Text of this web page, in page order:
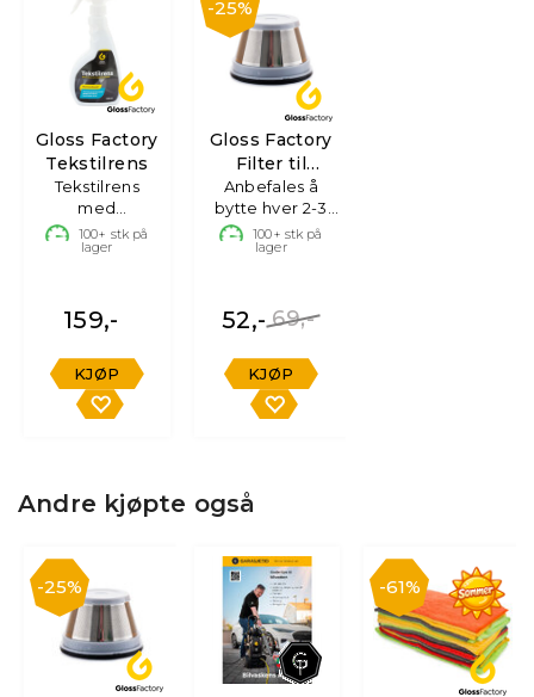
Gloss Factory
Tekstilrens
Tekstilrens
med
skumdyse,
500ml
100+ stk på
lager
159,-
KJØP
25%
Gloss Factory
Filter til
håndstøvsuger
Anbefales å
bytte hver 2-3
mnd
100+ stk på
lager
69,-
52,-
KJØP
Andre kjøpte også
25% 61%